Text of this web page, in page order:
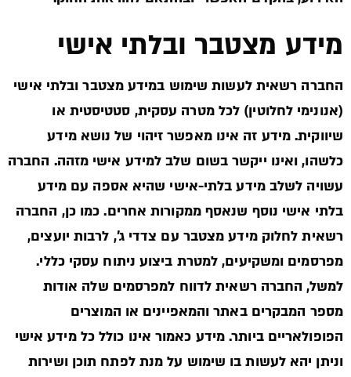
מידע מצטבר ובלתי אישי
החברה רשאית לעשות שימוש במידע מצטבר ובלתי אישי
(אנונימי לחלוטין) לכל מטרה עסקית, סטטיסטית או
שיווקית. מידע זה אינו מאפשר זיהוי של נושא מידע
כלשהו, ואינו ייקשר בשום שלב למידע אישי מזהה. החברה
עשויה לשלב מידע בלתי-אישי שהיא אספה עם מידע
בלתי אישי נוסף שנאסף ממקורות אחרים. כמו כן, החברה
רשאית לחלוק מידע מצטבר עם צדדי ג’, לרבות יועצים,
מפרסמים ומשקיעים, למטרת ביצוע ניתוח עסקי כללי.
למשל, החברה רשאית לדווח למפרסמים שלה אודות
מספר המבקרים באתר והמאפיינים או המוצרים
הפופולאריים ביותר. מידע כאמור אינו כולל כל מידע אישי
וניתן יהא לעשות בו שימוש על מנת לפתח תוכן ושירות